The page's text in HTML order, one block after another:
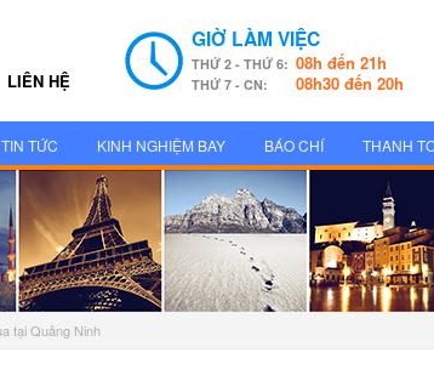
LIÊN HỆ
GIỜ LÀM VIỆC
THỨ 2 - THỨ 6:08h đến 21h
THỨ 7 - CN: 08h30 đến 20h
TIN TỨC KINH NGHIỆM BAY BÁO CHÍ THANH
tại Quảng Ninh